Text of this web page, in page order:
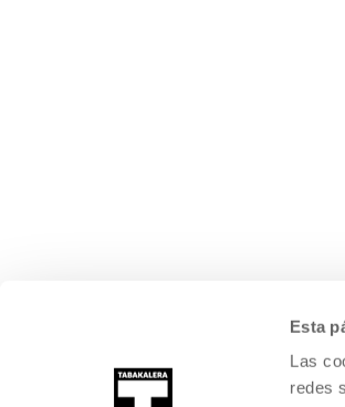
Esta
Las
redes